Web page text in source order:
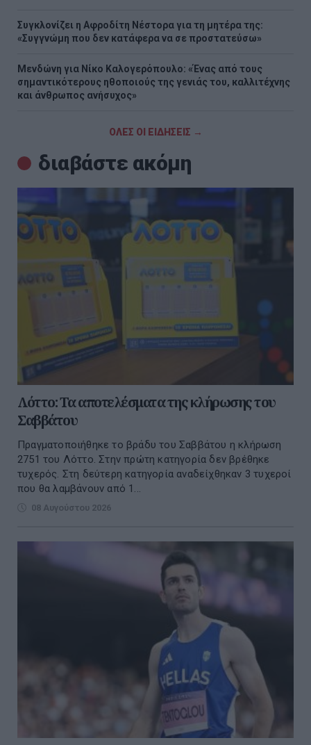
Συγκλονίζει η Αφροδίτη Νέστορα για τη μητέρα της:
«Συγγνώμη που δεν κατάφερα να σε προστατεύσω»
Μενδώνη για Νίκο Καλογερόπουλο: «Ένας από τους
σημαντικότερους ηθοποιούς της γενιάς του, καλλιτέχνης
και άνθρωπος ανήσυχος»
ΟΛΕΣ ΟΙ ΕΙΔΗΣΕΙΣ →
διαβάστε ακόμη
Λόττο: Τα αποτελέσματα της κλήρωσης του
Σαββάτου
Πραγματοποιήθηκε το βράδυ του Σαββάτου η κλήρωση
2751 του Λόττο. Στην πρώτη κατηγορία δεν βρέθηκε
τυχερός. Στη δεύτερη κατηγορία αναδείχθηκαν 3 τυχεροί
που θα λαμβάνουν από 1...
08 Αυγούστου 2026